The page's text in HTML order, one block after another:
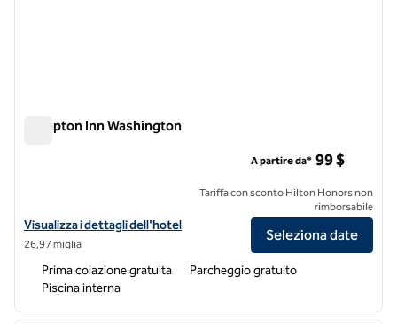
Hampton Inn Washington
Visualizza i dettagli dell'hotel Hampton Inn Washington
Visualizza i dettagli dell'hotel
26,97 miglia
A partire da* 99 $
Tariffa con sconto Hilton Honors non
rimborsabile
Seleziona date
Prima colazione gratuita
Parcheggio gratuito
Piscina interna